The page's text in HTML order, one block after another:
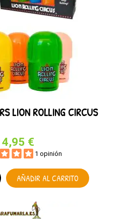
LION ROLLING CIRCUS
4,95 €
1 opinión
AÑADIR AL CARRITO